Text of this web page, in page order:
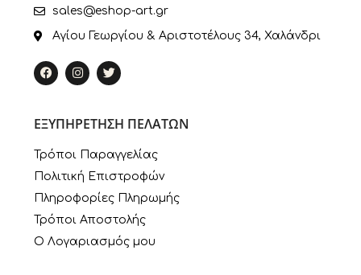
sales@eshop-art.gr
Αγίου Γεωργίου & Αριστοτέλους 34, Χαλάνδρι
ΕΞΥΠΗΡΕΤΗΣΗ ΠΕΛΑΤΩΝ
Τρόποι Παραγγελίας
Πολιτική Επιστροφών
Πληροφορίες Πληρωμής
Τρόποι Αποστολής
Ο Λογαριασμός μου